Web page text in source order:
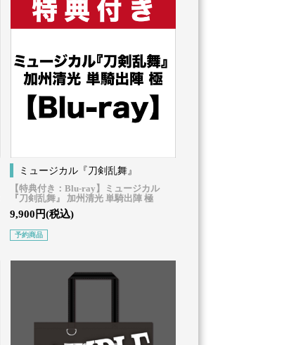
ミュージカル『刀剣乱舞』
【特典付き：Blu-ray】ミュージカル
『刀剣乱舞』 加州清光 単騎出陣 極
9,900円(税込)
予約商品